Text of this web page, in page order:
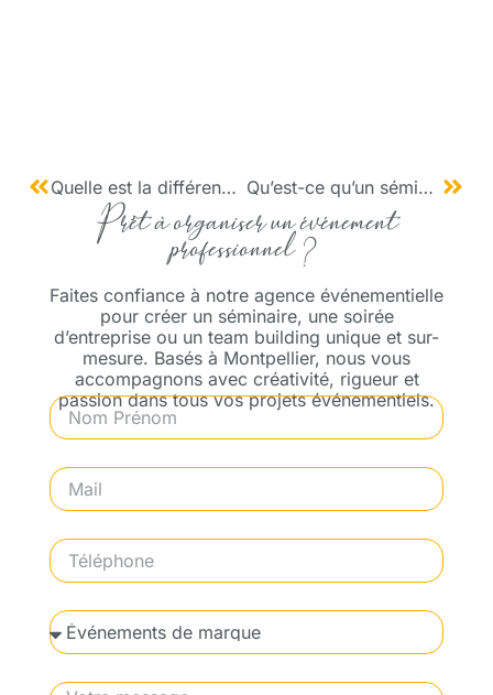
Quelle est la différence entre un team building et une incentive ? Qu’est-ce qu’un séminaire Brown Bag ?
Prêt à organiser un événement
professionnel ?
Faites confiance à notre agence événementielle
pour créer un séminaire, une soirée
d’entreprise ou un team building unique et sur-
mesure. Basés à Montpellier, nous vous
accompagnons avec créativité, rigueur et
passion dans tous vos projets événementiels.